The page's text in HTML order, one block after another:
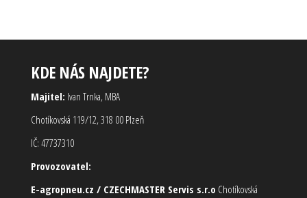
KDE NÁS NAJDETE?
Majitel: Ivan Trnka, MBA
Chotíkovská 119/12, 318 00 Plzeň
IČ: 47737310
Provozovatel:
E-agropneu.cz / CZECHMASTER Servis s.r.o Chotíkovská